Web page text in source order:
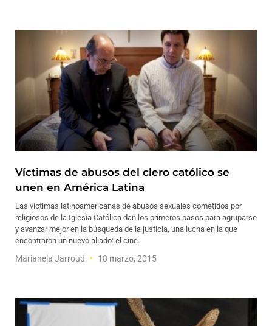
Víctimas de abusos del clero católico se
unen en América Latina
Las víctimas latinoamericanas de abusos sexuales cometidos por
religiosos de la Iglesia Católica dan los primeros pasos para agruparse
y avanzar mejor en la búsqueda de la justicia, una lucha en la que
encontraron un nuevo aliado: el cine.
Marianela Jarroud 18 marzo, 2015